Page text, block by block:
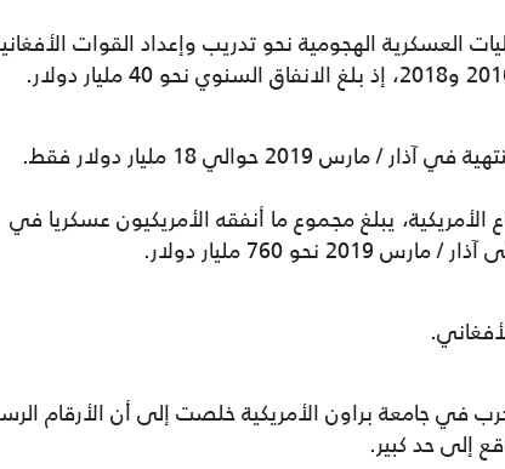
العسكرية الهجومية نحو تدريب وإعداد القوات
حوالي 18 مليار دولار فقط.
الأمريكية، يبلغ مجموع ما أنفقه الأمريكيون عسكريا في
في جامعة براون الأمريكية خلصت إلى أن الأرقام
إلى حد كبير.